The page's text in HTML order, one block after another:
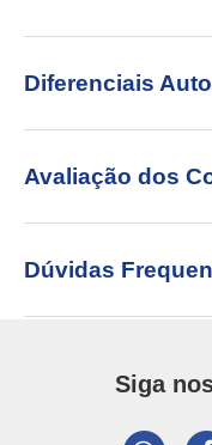
Diferenciais
Avaliação dos
Dúvidas
Siga